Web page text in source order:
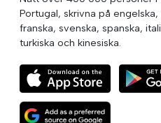
Portugal, skrivna på
franska, svenska, spanska,
turkiska och kinesiska.